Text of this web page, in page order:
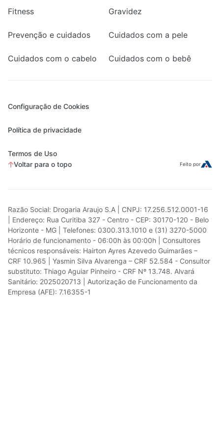
Fitness Gravidez
Prevenção e cuidados Cuidados com a pele
Cuidados com o cabelo Cuidados com o bebê
Configuração de Cookies
Política de privacidade
Termos de Uso
Voltar para o topo
Feito por
Razão Social: Drogaria Araujo S.A | CNPJ: 17.256.512.0001-16
| Endereço: Rua Curitiba 327 - Centro - CEP: 30170-120 - Belo
Horizonte - MG | Telefones: 0300.313.1010 e (31) 3270-5000
Horário de funcionamento - 06:00h às 00:00h | Consultores
técnicos responsáveis: Hairton Ayres Azevedo Guimarães –
CRF 10.965 | Yasmin Silva Alvarenga – CRF 52.584 - Consultor
substituto: Thiago Aguiar Pinheiro - CRF Nº 13.748. Alvará
Sanitário: 2025020713 | Autorização de Funcionamento da
Empresa (AFE): 7.16355-1